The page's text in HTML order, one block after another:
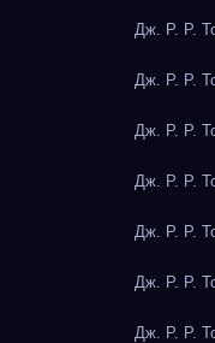
Дж. Р. Р.
Дж. Р. Р.
Дж. Р. Р.
Дж. Р. Р.
Дж. Р. Р.
Дж. Р. Р.
Дж. Р. Р.